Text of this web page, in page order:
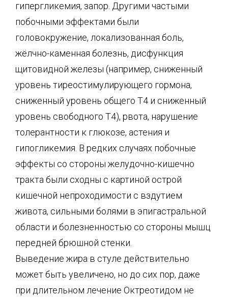
гипергликемия, запор. Другими частыми
побочными эффектами были
головокружение, локализованная боль,
жёлчно-каменная болезнь, дисфункция
щитовидной железы (например, сниженный
уровень тиреостимулирующего гормона,
сниженный уровень общего Т4 и сниженный
уровень свободного Т4), рвота, нарушение
толерантности к глюкозе, астения и
гипогликемия. В редких случаях побочные
эффекты со стороны желудочно-кишечно
тракта были сходны с картиной острой
кишечной непроходимости с вздутием
живота, сильными болями в эпигастральной
области и болезненностью со стороны мышц
передней брюшной стенки.
Выведение жира в стуле действительно
может быть увеличено, но до сих пор, даже
при длительном лечение Октреотидом не